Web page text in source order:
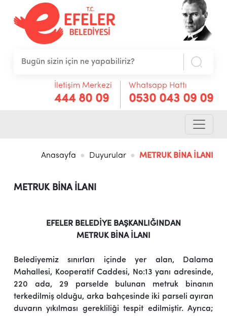
İletişim Merkezi
444 80 09
Whatsapp Hattı
0530 043 09 09
Anasayfa Duyurular METRUK BİNA İLANI
METRUK BİNA İLANI
EFELER BELEDİYE BAŞKANLIĞINDAN
METRUK BİNA İLANI
Belediyemiz sınırları içinde yer alan, Dalama
Mahallesi, Kooperatif Caddesi, No:13 yanı adresinde,
220 ada, 29 parselde bulunan metruk binanın
terkedilmiş olduğu, arka bahçesinde iki parseli ayıran
duvarın yıkılması gerekliliği tespit edilmiştir. Ayrıca;